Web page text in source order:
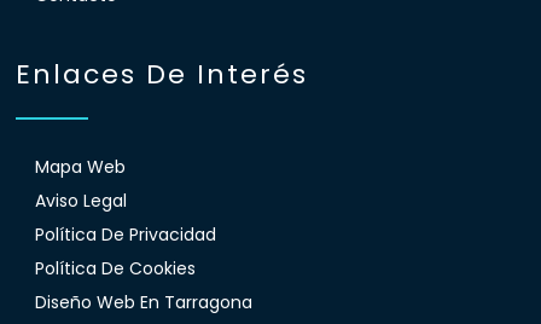
Enlaces De Interés
Mapa Web
Aviso Legal
Política De Privacidad
Política De Cookies
Diseño Web En Tarragona